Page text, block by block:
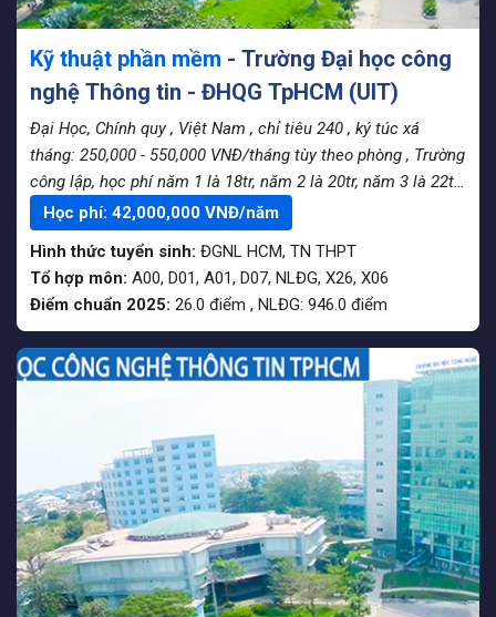
Kỹ thuật phần mềm - Trường Đại học công
nghệ Thông tin - ĐHQG TpHCM (UIT)
Đại Học, Chính quy , Việt Nam , chỉ tiêu 240 , ký túc xá
tháng: 250,000 - 550,000 VNĐ/tháng tùy theo phòng , Trường
công lập, học phí năm 1 là 18tr, năm 2 là 20tr, năm 3 là 22tr,
năm 4 là 24tr
Học phí: 42,000,000 VNĐ/năm
Hình thức tuyển sinh: ĐGNL HCM, TN THPT
Tổ hợp môn: A00, D01, A01, D07, NLĐG, X26, X06
Điểm chuẩn 2025: 26.0 điểm , NLĐG: 946.0 điểm